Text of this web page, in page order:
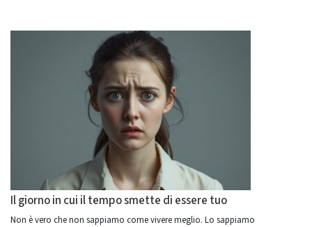
Il giorno in cui il tempo smette di essere tuo
Non è vero che non sappiamo come vivere meglio. Lo sappiamo